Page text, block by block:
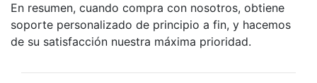
En resumen, cuando compra con nosotros, obtiene
soporte personalizado de principio a fin, y hacemos
de su satisfacción nuestra máxima prioridad.